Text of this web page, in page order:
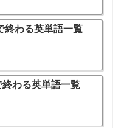
終わる英単語一覧
わる英単語一覧